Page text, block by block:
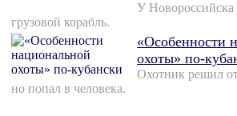
У
грузовой корабль.
«Особенности
охоты» по-
Охотник решил
но попал в человека.